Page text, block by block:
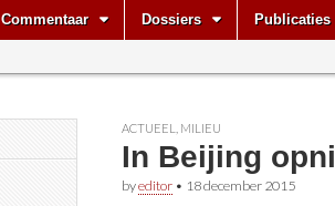
Commentaar Dossiers Publicaties
ACTUEEL MILIEU
In Beijing
byeditor • 18 december 2015